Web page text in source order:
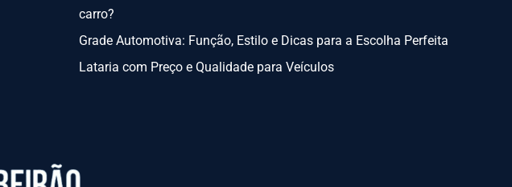
carro?
Grade Automotiva: Função, Estilo e Dicas para a Escolha Perfeita
Lataria com Preço e Qualidade para Veículos